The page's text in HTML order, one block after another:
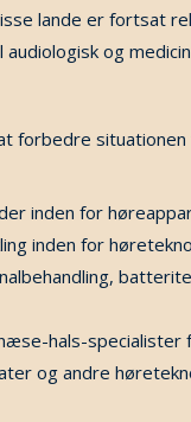
lande er fortsat
og
forbedre
inden for
inden for
hals-
og andre